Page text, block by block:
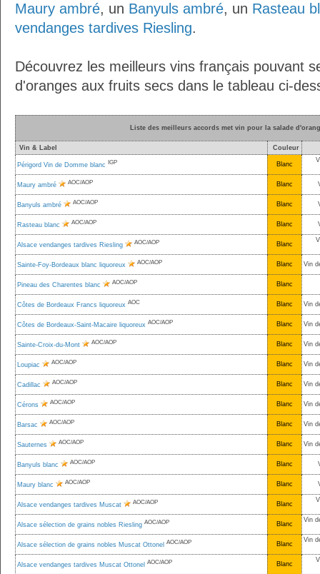
Maury ambré, un Banyuls ambré, un Rasteau
vendanges tardives Riesling.
Découvrez les meilleurs vins français pouvant
d'oranges aux fruits secs dans le tableau ci-
Liste des meilleurs accords met vin pour la salade
Vin & Label Couleur
Périgord Vin de Domme blanc IGP Blanc
Maury ambré AOC/AOP Blanc
Banyuls ambré AOC/AOP Blanc
Rasteau blanc AOC/AOP Blanc
Alsace vendanges tardives Riesling AOC/AOP Blanc
Sainte-Foy-Bordeaux blanc liquoreux AOC/AOP Blanc Vin
Pineau des Charentes blanc AOC/AOP Blanc
Côtes de Bordeaux Francs liquoreux AOC Blanc Vin
Côtes de Bordeaux-Saint-Macaire liquoreux AOC/AOP Blanc Vin
Sainte-Croix-du-Mont AOC/AOP Blanc Vin
Loupiac AOC/AOP Blanc Vin
Cadillac AOC/AOP Blanc Vin
Cérons AOC/AOP Blanc Vin
Barsac AOC/AOP Blanc Vin
Sauternes AOC/AOP Blanc Vin
Banyuls blanc AOC/AOP Blanc
Maury blanc AOC/AOP Blanc
Alsace vendanges tardives Muscat AOC/AOP Blanc
Alsace sélection de grains nobles Riesling AOC/AOP Blanc
Vin
Alsace sélection de grains nobles Muscat Ottonel AOC/AOP Blanc
Vin
Alsace vendanges tardives Muscat Ottonel AOC/AOP Blanc